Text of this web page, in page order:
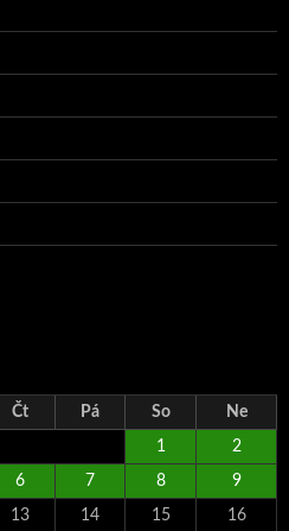
Čt Pá So Ne
1 2
6 7 8 9
13 14 15 16